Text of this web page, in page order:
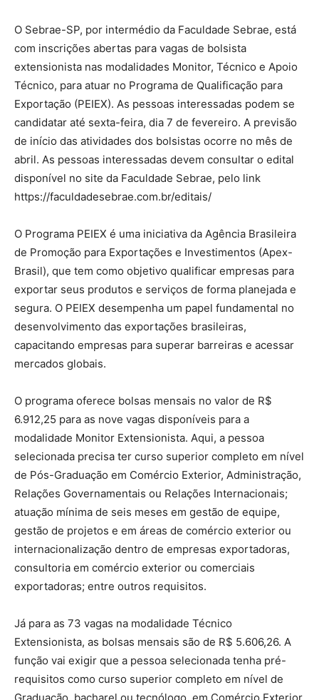
O Sebrae-SP, por intermédio da Faculdade Sebrae, está
com inscrições abertas para vagas de bolsista
extensionista nas modalidades Monitor, Técnico e Apoio
Técnico, para atuar no Programa de Qualificação para
Exportação (PEIEX). As pessoas interessadas podem se
candidatar até sexta-feira, dia 7 de fevereiro. A previsão
de início das atividades dos bolsistas ocorre no mês de
abril. As pessoas interessadas devem consultar o edital
disponível no site da Faculdade Sebrae, pelo link
https://faculdadesebrae.com.br/editais/
O Programa PEIEX é uma iniciativa da Agência Brasileira
de Promoção para Exportações e Investimentos (Apex-
Brasil), que tem como objetivo qualificar empresas para
exportar seus produtos e serviços de forma planejada e
segura. O PEIEX desempenha um papel fundamental no
desenvolvimento das exportações brasileiras,
capacitando empresas para superar barreiras e acessar
mercados globais.
O programa oferece bolsas mensais no valor de R$
6.912,25 para as nove vagas disponíveis para a
modalidade Monitor Extensionista. Aqui, a pessoa
selecionada precisa ter curso superior completo em nível
de Pós-Graduação em Comércio Exterior, Administração,
Relações Governamentais ou Relações Internacionais;
atuação mínima de seis meses em gestão de equipe,
gestão de projetos e em áreas de comércio exterior ou
internacionalização dentro de empresas exportadoras,
consultoria em comércio exterior ou comerciais
exportadoras; entre outros requisitos.
Já para as 73 vagas na modalidade Técnico
Extensionista, as bolsas mensais são de R$ 5.606,26. A
função vai exigir que a pessoa selecionada tenha pré-
requisitos como curso superior completo em nível de
Graduação, bacharel ou tecnólogo, em Comércio Exterior,